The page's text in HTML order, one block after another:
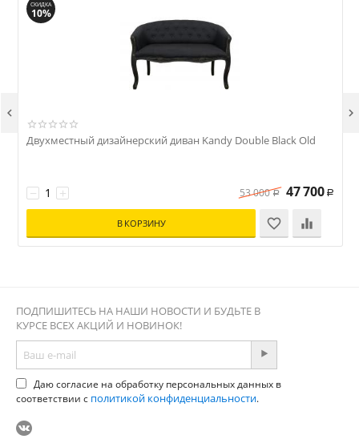
СКИДКА
10%
Двухместный дизайнерский диван Kandy Double Black Old
+
− 53 000 Р 47 700 Р
В КОРЗИНУ
 
ПОДПИШИТЕСЬ НА НАШИ НОВОСТИ И БУДЬТЕ В
КУРСЕ ВСЕХ АКЦИЙ И НОВИНОК!
Даю согласие на обработку персональных данных в
соответствии с политикой конфиденциальности.